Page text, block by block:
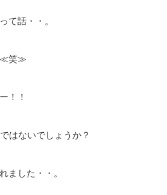
て話・・。
≪笑≫
！！
はないでしょうか？
ました・・。